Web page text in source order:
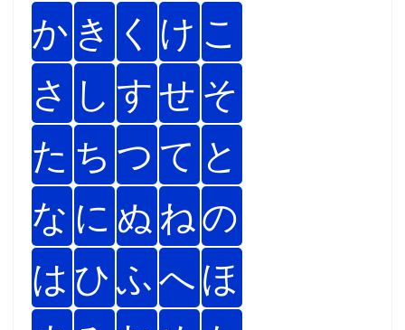
か き く け こ
さ し すせ そ
た ち つ て と
な に ぬ ねの
は ひふへほ